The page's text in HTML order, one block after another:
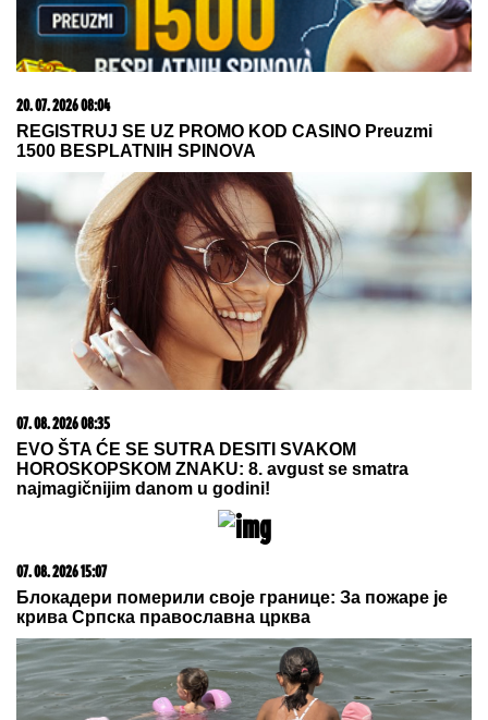
20. 07. 2026 08:04
REGISTRUJ SE UZ PROMO KOD CASINO Preuzmi
1500 BESPLATNIH SPINOVA
07. 08. 2026 08:35
EVO ŠTA ĆE SE SUTRA DESITI SVAKOM
HOROSKOPSKOM ZNAKU: 8. avgust se smatra
najmagičnijim danom u godini!
07. 08. 2026 15:07
Блокадери померили своје границе: За пожаре је
крива Српска православна црква